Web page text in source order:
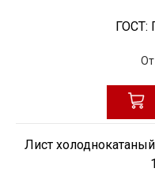
ГОСТ:
От
Лист